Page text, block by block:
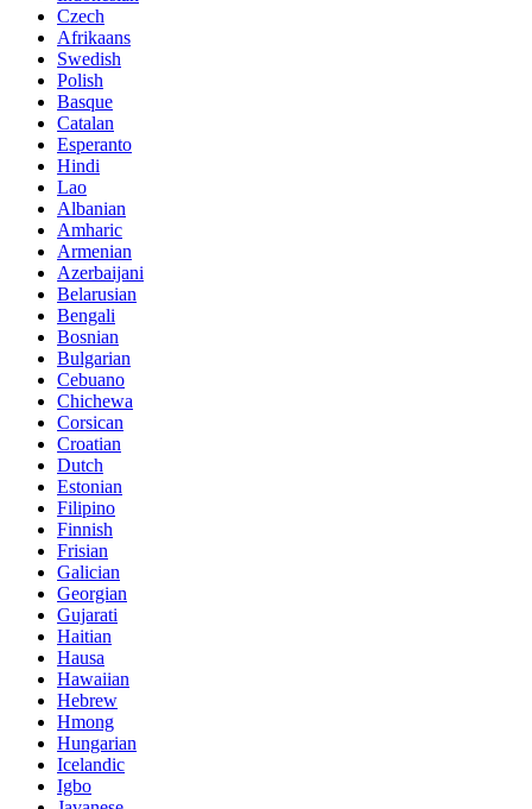
Czech
Afrikaans
Swedish
Polish
Basque
Catalan
Esperanto
Hindi
Lao
Albanian
Amharic
Armenian
Azerbaijani
Belarusian
Bengali
Bosnian
Bulgarian
Cebuano
Chichewa
Corsican
Croatian
Dutch
Estonian
Filipino
Finnish
Frisian
Galician
Georgian
Gujarati
Haitian
Hausa
Hawaiian
Hebrew
Hmong
Hungarian
Icelandic
Igbo